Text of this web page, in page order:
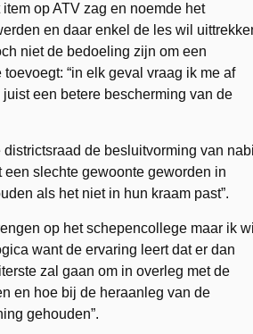
op ATV zag en noemde het
en daar enkel de les wil
niet de bedoeling zijn om een
“in elk geval vraag ik me af
een betere bescherming van de
de besluitvorming van
een slechte gewoonte geworden in
als het niet in hun kraam past”.
op het schepencollege maar ik
want de ervaring leert dat er dan
zal gaan om in overleg met de
en hoe bij de heraanleg van de
gehouden”.